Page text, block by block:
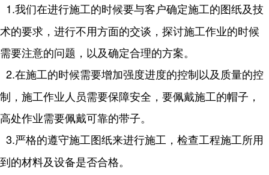
1.我们在进行施工的时候要与客户确定施工的图纸及技
术的要求，进行不用方面的交谈，探讨施工作业的时候
需要注意的问题，以及确定合理的方案。
2.在施工的时候需要增加强度进度的控制以及质量的控
制，施工作业人员需要保障安全，要佩戴施工的帽子，
高处作业需要佩戴可靠的带子。
3.严格的遵守施工图纸来进行施工，检查工程施工所用
到的材料及设备是否合格。